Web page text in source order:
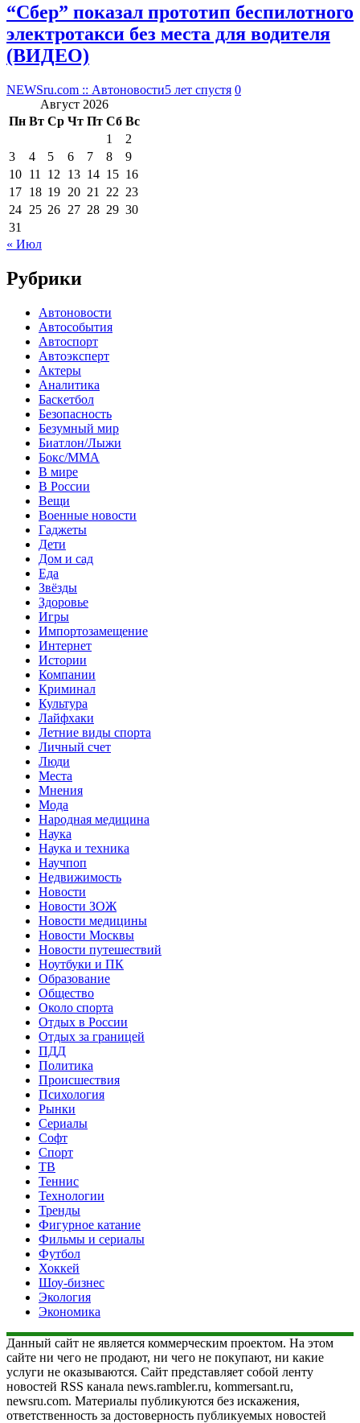
“Сбер” показал прототип беспилотного
электротакси без места для водителя
(ВИДЕО)
NEWSru.com :: Автоновости5 лет спустя 0
Август 2026
Пн Вт Ср Чт Пт Сб Вс
1
2
3
4 5 6 7 8
9
10 11 12 13 14 15 16
17 18 19 20 21 22 23
24 25 26 27 28 29 30
31
« Июл
Рубрики
Автоновости
Автособытия
Автоспорт
Автоэксперт
Актеры
Аналитика
Баскетбол
Безопасность
Безумный мир
Биатлон/Лыжи
Бокс/MMA
В мире
В России
Вещи
Военные новости
Гаджеты
Дети
Дом и сад
Еда
Звёзды
Здоровье
Игры
Импортозамещение
Интернет
Истории
Компании
Криминал
Культура
Лайфхаки
Летние виды спорта
Личный счет
Люди
Места
Мнения
Мода
Народная медицина
Наука
Наука и техника
Научпоп
Недвижимость
Новости
Новости ЗОЖ
Новости медицины
Новости Москвы
Новости путешествий
Ноутбуки и ПК
Образование
Общество
Около спорта
Отдых в России
Отдых за границей
ПДД
Политика
Происшествия
Психология
Рынки
Сериалы
Софт
Спорт
ТВ
Теннис
Технологии
Тренды
Фигурное катание
Фильмы и сериалы
Футбол
Хоккей
Шоу-бизнес
Экология
Экономика
Данный сайт не является коммерческим проектом. На этом
сайте ни чего не продают, ни чего не покупают, ни какие
услуги не оказываются. Сайт представляет собой ленту
новостей RSS канала news.rambler.ru, kommersant.ru,
newsru.com. Материалы публикуются без искажения,
ответственность за достоверность публикуемых новостей